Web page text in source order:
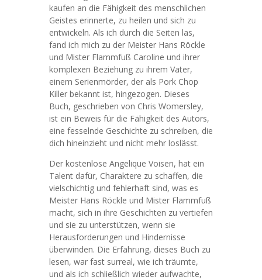
kaufen an die Fähigkeit des menschlichen
Geistes erinnerte, zu heilen und sich zu
entwickeln. Als ich durch die Seiten las,
fand ich mich zu der Meister Hans Röckle
und Mister Flammfuß Caroline und ihrer
komplexen Beziehung zu ihrem Vater,
einem Serienmörder, der als Pork Chop
Killer bekannt ist, hingezogen. Dieses
Buch, geschrieben von Chris Womersley,
ist ein Beweis für die Fähigkeit des Autors,
eine fesselnde Geschichte zu schreiben, die
dich hineinzieht und nicht mehr loslässt.
Der kostenlose Angelique Voisen, hat ein
Talent dafür, Charaktere zu schaffen, die
vielschichtig und fehlerhaft sind, was es
Meister Hans Röckle und Mister Flammfuß
macht, sich in ihre Geschichten zu vertiefen
und sie zu unterstützen, wenn sie
Herausforderungen und Hindernisse
überwinden. Die Erfahrung, dieses Buch zu
lesen, war fast surreal, wie ich träumte,
und als ich schließlich wieder aufwachte,